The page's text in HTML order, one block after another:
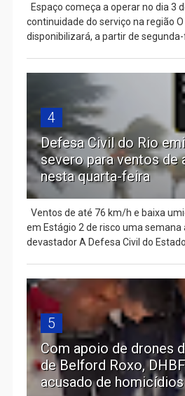
Espaço começa a operar no dia 3
continuidade do serviço na região
disponibilizará, a partir de segunda-
4
Defesa Civil do Rio
severo para ventos de
nesta quarta-feira
Ventos de até 76 km/h e baixa
em Estágio 2 de risco uma semana
devastador A Defesa Civil do
5
Com apoio de drones
de Belford Roxo,
acusado de homicídios